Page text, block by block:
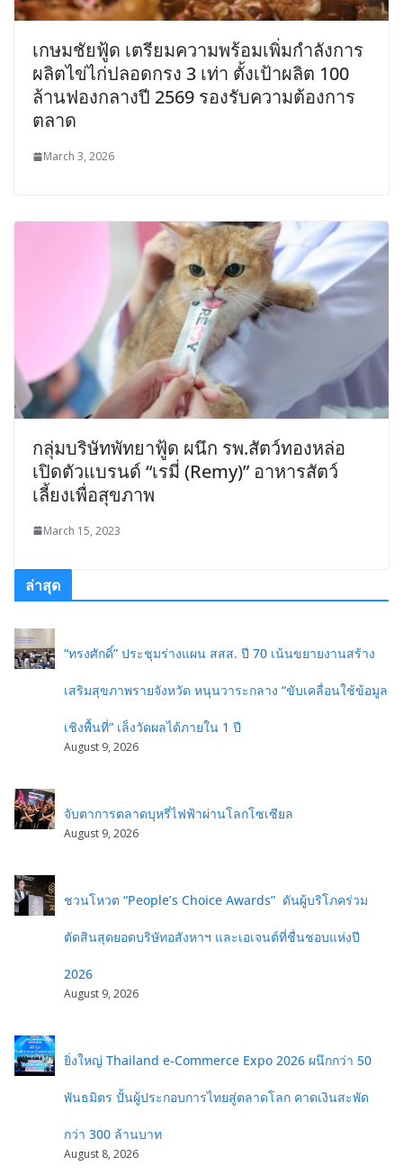
เกษมชัยฟู้ด เตรียมความพร้อมเพิ่มกำลังการ
ผลิตไข่ไก่ปลอดกรง 3 เท่า ตั้งเป้าผลิต 100
ล้านฟองกลางปี 2569 รองรับความต้องการ
ตลาด
March 3, 2026
กลุ่มบริษัทพัทยาฟู้ด ผนึก รพ.สัตว์ทองหล่อ
เปิดตัวแบรนด์ “เรมี่ (Remy)” อาหารสัตว์
เลี้ยงเพื่อสุขภาพ
March 15, 2023
ล่าสุด
“ทรงศักดิ์” ประชุมร่างแผน สสส. ปี 70 เน้นขยายงานสร้าง
เสริมสุขภาพรายจังหวัด หนุนวาระกลาง “ขับเคลื่อนใช้ข้อมูล
เชิงพื้นที่” เล็งวัดผลได้ภายใน 1 ปี
August 9, 2026
จับตาการตลาดบุหรี่ไฟฟ้าผ่านโลกโซเซียล
August 9, 2026
ชวนโหวต “People’s Choice Awards” ดันผู้บริโภคร่วม
ตัดสินสุดยอดบริษัทอสังหาฯ และเอเจนต์ที่ชื่นชอบแห่งปี
2026
August 9, 2026
ยิ่งใหญ่ Thailand e-Commerce Expo 2026 ผนึกกว่า 50
พันธมิตร ปั้นผู้ประกอบการไทยสู่ตลาดโลก คาดเงินสะพัด
กว่า 300 ล้านบาท
August 8, 2026